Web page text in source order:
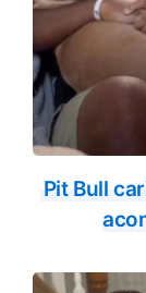
Pit Bull